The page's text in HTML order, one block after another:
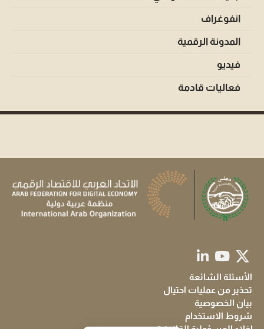
انفوغراف
المدونة الرقمية
فيديو
فعاليات قادمة
الأسئلة الشائعة
تحذير من عمليات احتيال
بيان الخصوصية
شروط الاستخدام